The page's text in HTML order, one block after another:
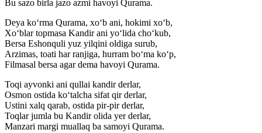
Bu sazo birla jazo azmi havoyi Qurama.
Deya ko‘rma Qurama, xo‘b ani, hokimi xo‘b,
Xo‘blar topmasa Kandir ani yo‘lida cho‘kub,
Bersa Eshonquli yuz yilqini oldiga surub,
Arzimas, toati har ranjiga, hurram bo‘ma ko‘p,
Filmasal bersa agar dema havoyi Qurama.
Toqi ayvonki ani qullai kandir derlar,
Osmon ostida ko‘talcha sifat qir derlar,
Ustini xalq qarab, ostida pir-pir derlar,
Toqlar jumla bu Kandir olida yer derlar,
Manzari margi muallaq ba samoyi Qurama.